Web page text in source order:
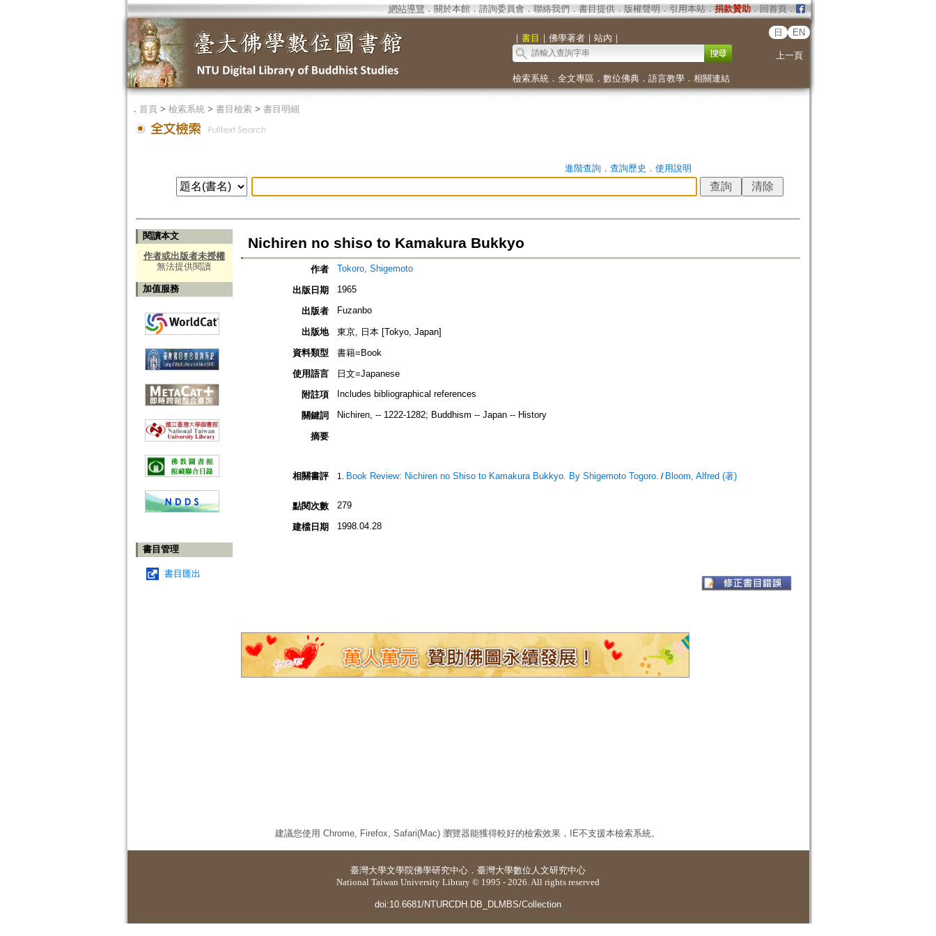
網站導覽 ． 關於本館． 諮詢委員會． 聯絡我們 ． 書目提供． 版權聲明 ． 引用本站． 捐款贊助．回首頁．
｜ 書目 ｜ 佛學著者｜ 站內 ｜
日 EN
上一頁
檢索系統． 全文專區 ． 數位佛典． 語言教學． 相關連結
． 首頁> 檢索系統> 書目檢索> 書目明細
進階查詢． 查詢歷史 ． 使用說明
閱讀本文
作者或出版者未授權
無法提供閱讀
加值服務
書目管理
書目匯出
Nichiren no shiso to Kamakura Bukkyo
作者 Tokoro, Shigemoto
出版日期 1965
出版者 Fuzanbo
出版地
東京, 日本 [Tokyo, Japan]
資料類型
書籍=Book
使用語言
日文=Japanese
附註項
Includes bibliographical references
關鍵詞 Nichiren, -- 1222-1282; Buddhism -- Japan -- History
摘要
相關書評 Book Review: Nichiren no Shiso to Kamakura Bukkyo. By Shigemoto Togoro. / Bloom, Alfred (著)
點閱次數 279
建檔日期 1998.04.28
建議您使用 Chrome, Firefox, Safari(Mac) 瀏覽器能獲得較好的檢索效果，IE不支援本檢索系統。
臺灣大學文學院佛學研究中心 ． 臺灣大學數位人文研究中心
National Taiwan University Library © 1995 - 2026. All rights reserved
doi:10.6681/NTURCDH.DB_DLMBS/Collection